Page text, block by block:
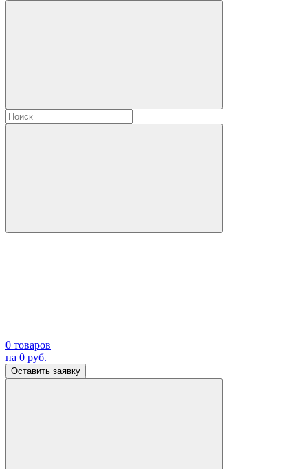
0 товаров
на 0 руб.
Оставить заявку